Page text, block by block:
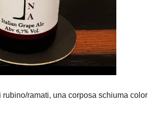
ramati, una corposa schiuma color